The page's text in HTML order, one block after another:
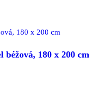
180 x 200 cm